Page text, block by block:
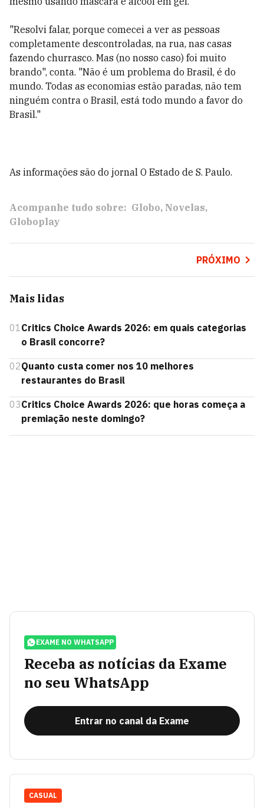
"Resolvi falar, porque comecei a ver as pessoas
completamente descontroladas, na rua, nas casas
fazendo churrasco. Mas (no nosso caso) foi muito
brando", conta. "Não é um problema do Brasil, é do
mundo. Todas as economias estão paradas, não tem
ninguém contra o Brasil, está todo mundo a favor do
Brasil."
As informações são do jornal O Estado de S. Paulo.
Acompanhe tudo sobre: Globo Novelas
Globoplay
PRÓXIMO
Mais lidas
01Critics Choice Awards 2026: em quais categorias
o Brasil concorre?
02Quanto custa comer nos 10 melhores
restaurantes do Brasil
03Critics Choice Awards 2026: que horas começa a
premiação neste domingo?
EXAME NO WHATSAPP
Receba as notícias da Exame
no seu WhatsApp
Entrar no canal da Exame
CASUAL